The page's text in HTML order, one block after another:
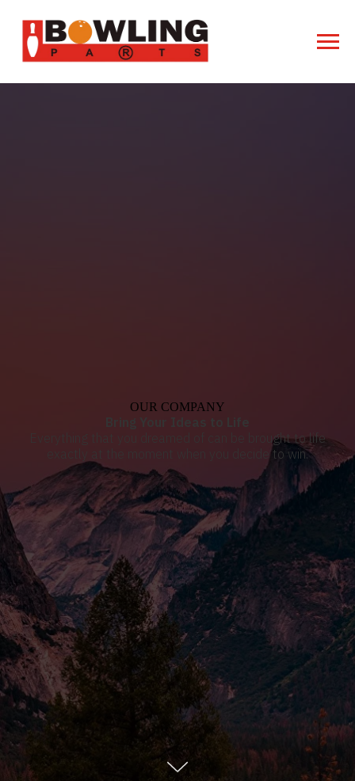
OUR COMPANY
Everything that you dreamed of can be brought to life
exactly at the moment when you decide to win.